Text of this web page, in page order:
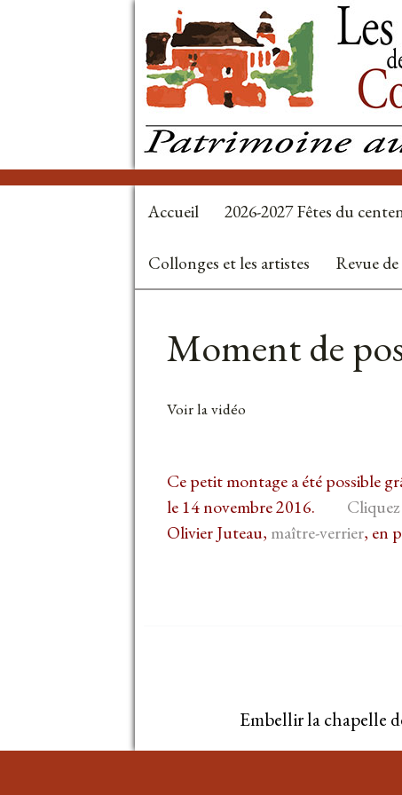
Accueil 2026-2027 Fêtes du
Collonges et les artistes Revue de
Moment de
Voir la vidéo
Ce petit montage a été possible
le 14 novembre 2016. Cliquez
Olivier Juteau, maître-verrier, en
nouvelles
Embellir la chapelle